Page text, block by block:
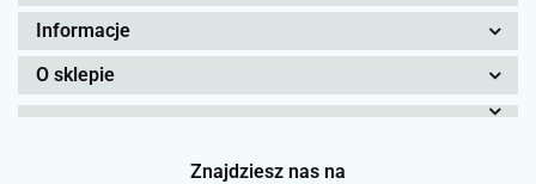
Informacje
O sklepie
Znajdziesz nas na